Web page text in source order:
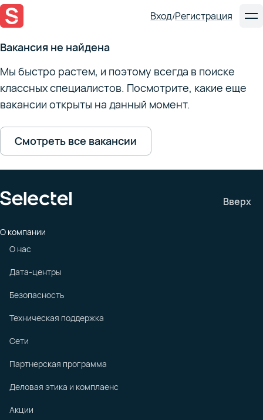
Вход/Регистрация
Вакансия не найдена
Мы быстро растем, и поэтому всегда в поиске
классных специалистов. Посмотрите, какие еще
вакансии открыты на данный момент.
Смотреть все вакансии
Вверх
О компании
О нас
Дата-центры
Безопасность
Техническая поддержка
Сети
Партнерская программа
Деловая этика и комплаенс
Акции